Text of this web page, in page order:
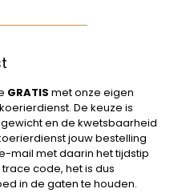
GRATIS met onze eigen
De keuze is
en de kwetsbaarheid
jouw bestelling
mail met daarin het tijdstip
code, het is dus
in de gaten te houden.